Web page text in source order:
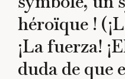
héroïque !
¡La fuerza!
duda de que